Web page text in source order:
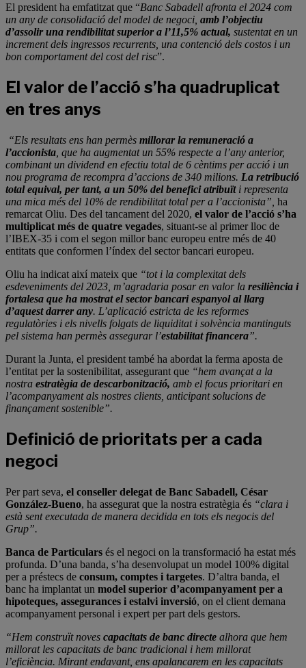
El president ha emfatitzat que “Banc Sabadell afronta el 2024 com
un any de consolidació del model de negoci, amb l’objectiu
d’assolir una rendibilitat superior a l’11,5% actual, sustentat en un
increment dels ingressos recurrents, una contenció dels costos i un
bon comportament del cost del risc”.
El valor de l’acció s’ha quadruplicat
en tres anys
“Els resultats ens han permès millorar la remuneració a
l’accionista , que ha augmentat un 55% respecte a l’any anterior,
combinant un dividend en efectiu total de 6 cèntims per acció i un
nou programa de recompra d’accions de 340 milions. La retribució
total equival, per tant, a un 50% del benefici atribuïti representa
una mica més del 10% de rendibilitat total per a l’accionista”, ha
remarcat Oliu. Des del tancament del 2020, el valor de l’acció s’ha
multiplicat més de quatre vegades, situant-se al primer lloc de
l’IBEX-35 i com el segon millor banc europeu entre més de 40
entitats que conformen l’índex del sector bancari europeu.
Oliu ha indicat així mateix que “tot i la complexitat dels
esdeveniments del 2023, m’agradaria posar en valor la resiliència i
fortalesa que ha mostrat el sector bancari espanyol al llarg
d’aquest darrer any. L’aplicació estricta de les reformes
regulatòries i els nivells folgats de liquiditat i solvència mantinguts
pel sistema han permès assegurar l’estabilitat financera”.
Durant la Junta, el president també ha abordat la ferma aposta de
l’entitat per la sostenibilitat, assegurant que “hem avançat a la
nostra estratègia de descarbonització, amb el focus prioritari en
l’acompanyament als nostres clients, anticipant solucions de
finançament sostenible”.
Definició de prioritats per a cada
negoci
Per part seva, el conseller delegat de Banc Sabadell, César
González-Bueno, ha assegurat que la nostra estratègia és “clara i
està sent executada de manera decidida en tots els negocis del
Grup”.
Banca de Particulars és el negoci on la transformació ha estat més
profunda. D’una banda, s’ha desenvolupat un model 100% digital
per a préstecs de consum, comptes i targetes. D’altra banda, el
banc ha implantat un model superior d’acompanyament per a
hipoteques, assegurances i estalvi inversió, on el client demana
acompanyament personal i expert per part dels gestors.
“Hem construït noves capacitats de banc directe alhora que hem
millorat les capacitats de banc tradicional i hem millorat
l’eficiència. Mirant endavant, ens apalancarem en les capacitats